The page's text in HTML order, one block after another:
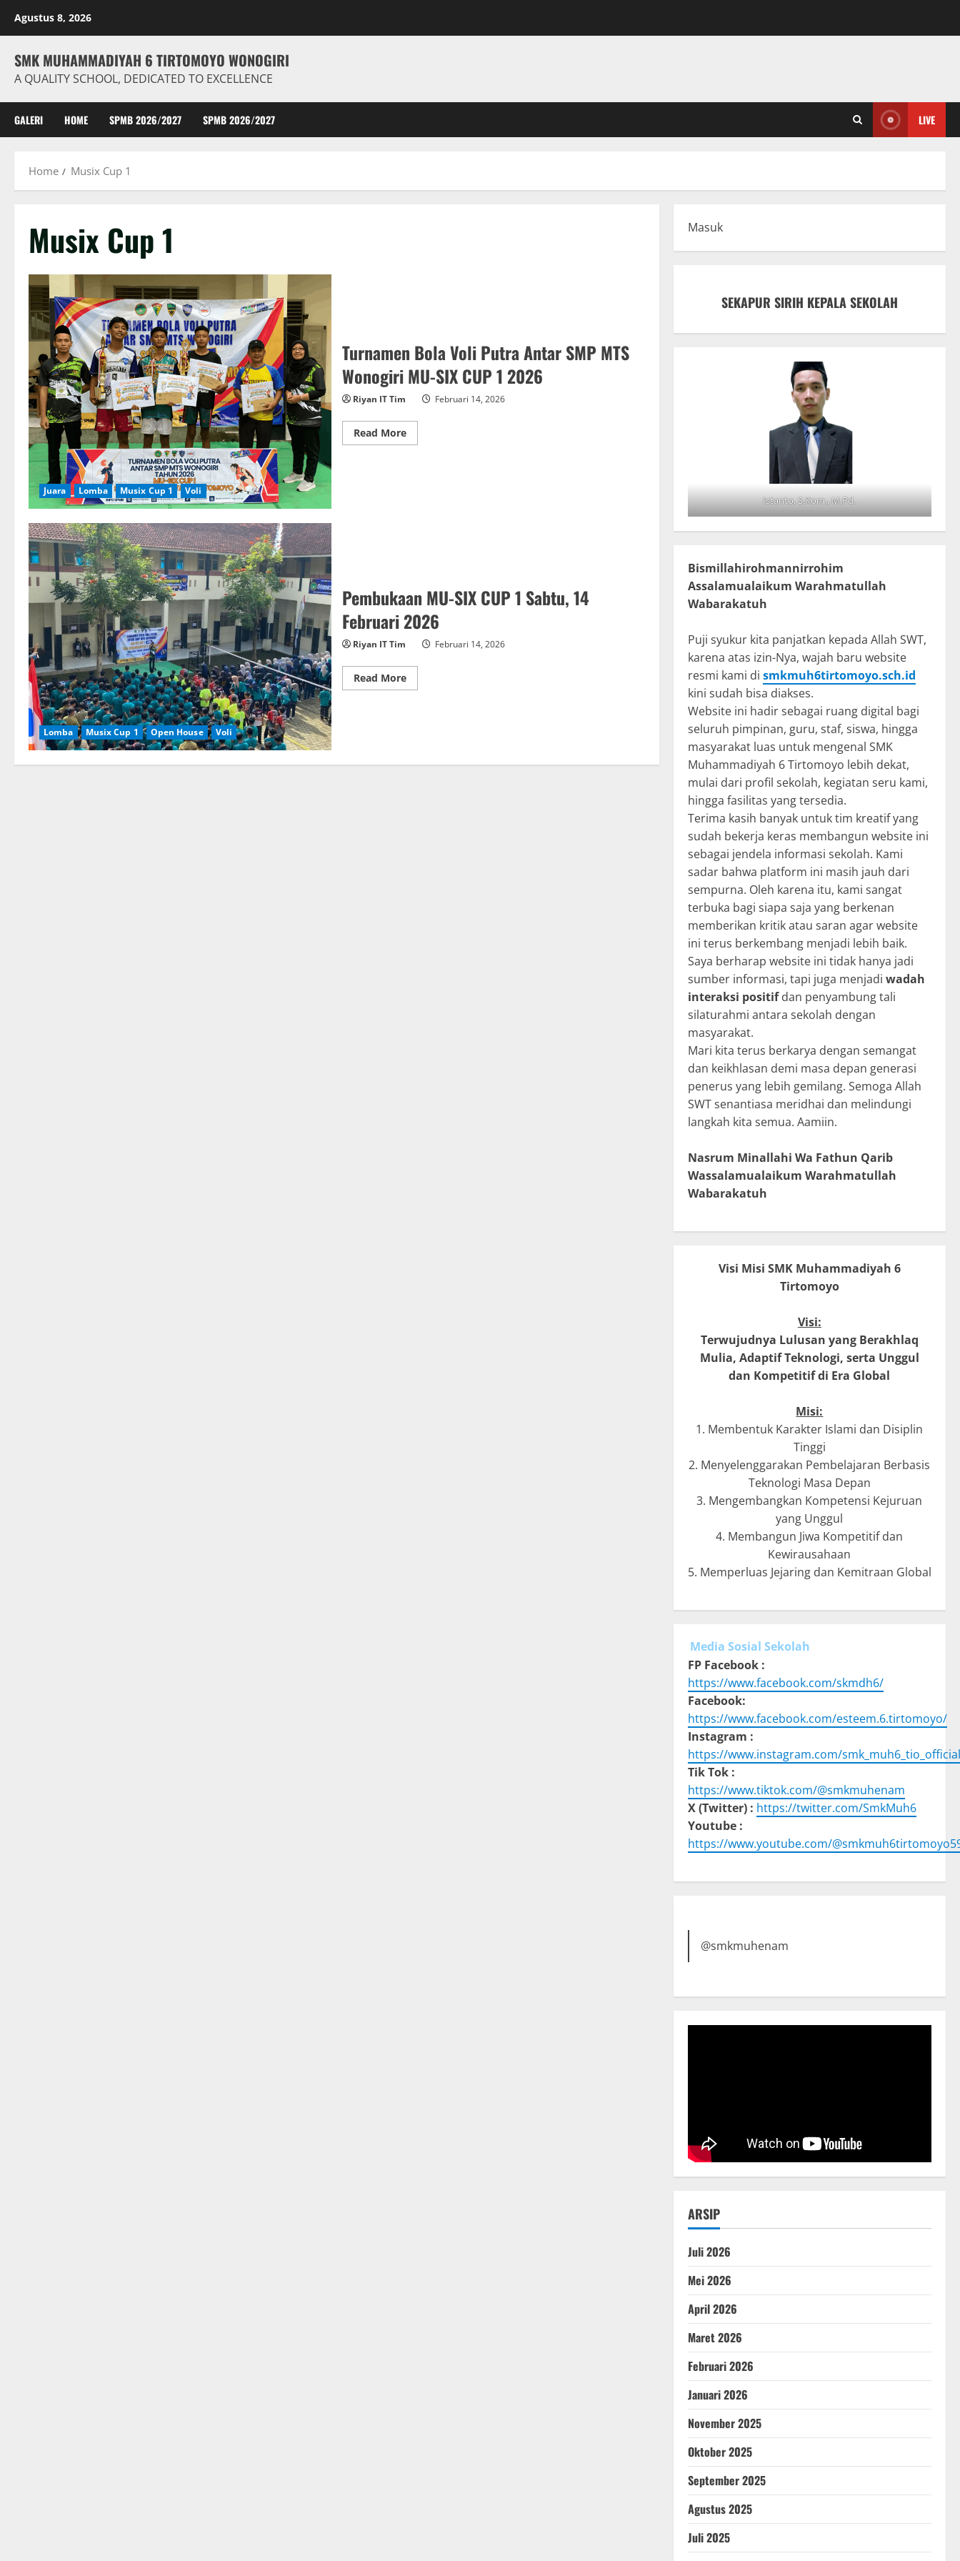
Agustus 8, 2026
SMK MUHAMMADIYAH 6 TIRTOMOYO WONOGIRI
A QUALITY SCHOOL, DEDICATED TO EXCELLENCE
GALERI HOME SPMB 2026/2027 SPMB 2026/2027 LIVE
Home Musix Cup 1
Musix Cup 1
Juara Lomba Musix Cup 1 Voli
Turnamen Bola Voli Putra Antar SMP MTS
Wonogiri MU-SIX CUP 1 2026
Riyan IT Tim Februari 14, 2026
Read MoreRead
more
Lomba Musix Cup 1 Open House Voli
Pembukaan MU-SIX CUP 1 Sabtu, 14
Februari 2026
Riyan IT Tim Februari 14, 2026
Read MoreRead
more
14
Masuk
SEKAPUR SIRIH KEPALA SEKOLAH
Istanto, S.Kom., M.Pd.
Bismillahirohmannirrohim
Assalamualaikum Warahmatullah
Wabarakatuh
Puji syukur kita panjatkan kepada Allah SWT,
karena atas izin-Nya, wajah baru website
resmi kami di smkmuh6tirtomoyo.sch.id
kini sudah bisa diakses.
Website ini hadir sebagai ruang digital bagi
seluruh pimpinan, guru, staf, siswa, hingga
masyarakat luas untuk mengenal SMK
Muhammadiyah 6 Tirtomoyo lebih dekat,
mulai dari profil sekolah, kegiatan seru kami,
hingga fasilitas yang tersedia.
Terima kasih banyak untuk tim kreatif yang
sudah bekerja keras membangun website ini
sebagai jendela informasi sekolah. Kami
sadar bahwa platform ini masih jauh dari
sempurna. Oleh karena itu, kami sangat
terbuka bagi siapa saja yang berkenan
memberikan kritik atau saran agar website
ini terus berkembang menjadi lebih baik.
Saya berharap website ini tidak hanya jadi
sumber informasi, tapi juga menjadi wadah
interaksi positifdan penyambung tali
silaturahmi antara sekolah dengan
masyarakat.
Mari kita terus berkarya dengan semangat
dan keikhlasan demi masa depan generasi
penerus yang lebih gemilang. Semoga Allah
SWT senantiasa meridhai dan melindungi
langkah kita semua. Aamiin.
Nasrum Minallahi Wa Fathun Qarib
Wassalamualaikum Warahmatullah
Wabarakatuh
Visi Misi SMK Muhammadiyah 6
Tirtomoyo
Visi:
Terwujudnya Lulusan yang Berakhlaq
Mulia, Adaptif Teknologi, serta Unggul
dan Kompetitif di Era Global
Misi:
1. Membentuk Karakter Islami dan Disiplin
Tinggi
2. Menyelenggarakan Pembelajaran Berbasis
Teknologi Masa Depan
3. Mengembangkan Kompetensi Kejuruan
yang Unggul
4. Membangun Jiwa Kompetitif dan
Kewirausahaan
5. Memperluas Jejaring dan Kemitraan Global
Media Sosial Sekolah
FP Facebook :
https://www.facebook.com/skmdh6/
Facebook:
https://www.facebook.com/esteem.6.tirtomoyo/
Instagram :
https://www.instagram.com/
Tik Tok :
https://www.tiktok.com/@smkmuhenam
X (Twitter) : https://twitter.com/SmkMuh6
Youtube :
https://www.youtube.com/
@smkmuhenam
ARSIP
Juli 2026
Mei 2026
April 2026
Maret 2026
Februari 2026
Januari 2026
November 2025
Oktober 2025
September 2025
Agustus 2025
Juli 2025